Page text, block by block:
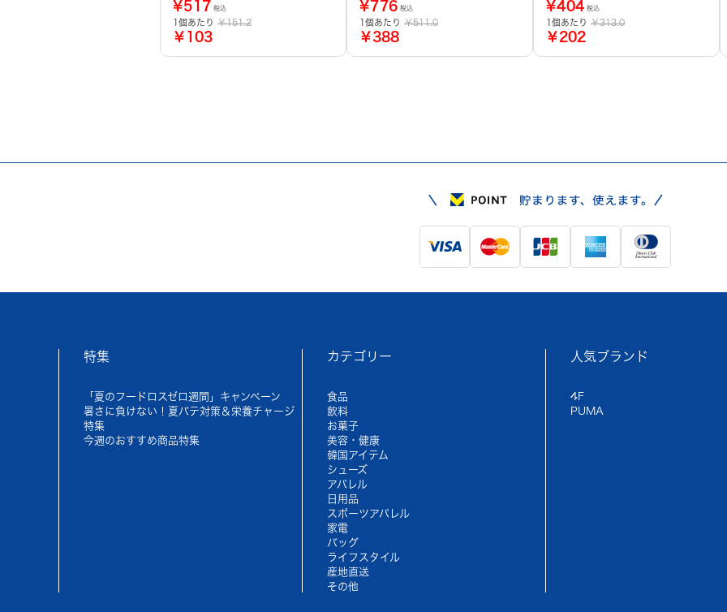
¥517 税込
1個あたり ￥151.2
￥103
¥776 税込
1個あたり ￥511.0
￥388
¥404 税込
1個あたり ￥313.0
￥202
特集
「夏のフードロスゼロ週間」キャンペーン
暑さに負けない！夏バテ対策＆栄養チャージ
特集
今週のおすすめ商品特集
カテゴリー
食品
飲料
お菓子
美容・健康
韓国アイテム
シューズ
アパレル
日用品
スポーツアパレル
家電
バッグ
ライフスタイル
産地直送
その他
人気ブランド
4F
PUMA